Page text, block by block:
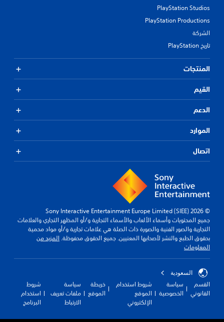
PlayStation Studios
PlayStation Productions
الشركة
تاريخ PlayStation
المنتجات
القيم
الدعم
الموارد
اتصال
© 2026 Sony Interactive Entertainment Europe Limited (SIEE)
جميع المحتويات وأسماء الألعاب والأسماء التجارية و/أو المظهر التجاري والعلامات
التجارية والصور الفنية والصورة ذات الصلة هي علامات تجارية و/أو مواد محمية
بحقوق الطبع والنشر لأصحابها المعنيين. جميع الحقوق محفوظة. المزيد من
المعلومات
السعودية
القسم
القانوني
سياسة
الخصوصية
شروط استخدام
الموقع
الإلكتروني
خريطة
الموقع
سياسة
ملفات تعريف
الارتباط
شروط
استخدام
البرنامج